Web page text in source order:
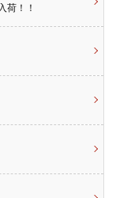
荷！！